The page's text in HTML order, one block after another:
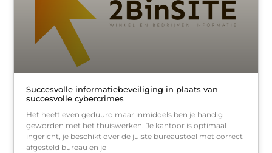
Succesvolle informatiebeveiliging in plaats van
succesvolle cybercrimes
Het heeft even geduurd maar inmiddels ben je handig
geworden met het thuiswerken. Je kantoor is optimaal
ingericht, je beschikt over de juiste bureaustoel met correct
afgesteld bureau en je